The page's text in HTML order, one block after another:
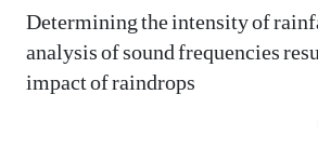
Determining the intensity of
analysis of sound frequencies
impact of raindrops